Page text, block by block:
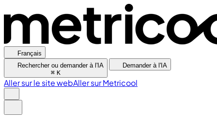
Français
Rechercher ou demander à l'IA
⌘ K
Demander à l'IA
Aller sur le site webAller sur Metricool